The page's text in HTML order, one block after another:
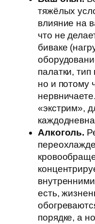
тяжёлых
влияние на
что не
биваке
палатки, тип
но и потому
«экстрим»,
Алкоголь.
есть,
порядке, а